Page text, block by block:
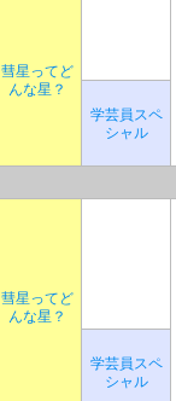
彗星ってど
んな星？
学芸員スペ
シャル
彗星ってど
んな星？
学芸員スペ
シャル